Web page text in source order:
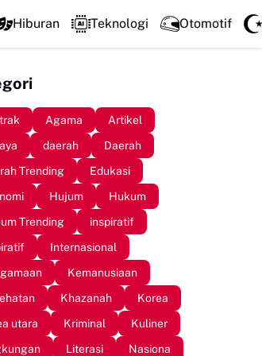
UNM Gelar Sidang Pleno, Evaluasi Kinerja
Hiburan Teknologi Otomotif
Agama
Artikel
daerah
Daerah
Trending
Edukasi
Hujum
Hukum
Trending
inspiratif
Internasional
Kemanusiaan
Khazanah
Korea
utara
Kriminal
Kuliner
Literasi
Nasiona